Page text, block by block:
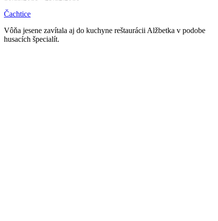
Čachtice
Vôňa jesene zavítala aj do kuchyne reštaurácii Alžbetka v podobe
husacích špecialít.